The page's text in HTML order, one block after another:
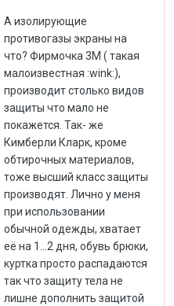
А изолирующие
противогазы экраны на
что? Фирмочка 3М ( такая
малоизвестная :wink:),
производит столько видов
защиты что мало не
покажется. Так- же
Кимберли Кларк, кроме
обтирочных материалов,
тоже высший класс защиты
производят. Лично у меня
при использовании
обычной одежды, хватает
её на 1...2 дня, обувь брюки,
куртка просто распадаются
так что защиту тела не
лишне дополнить защитой